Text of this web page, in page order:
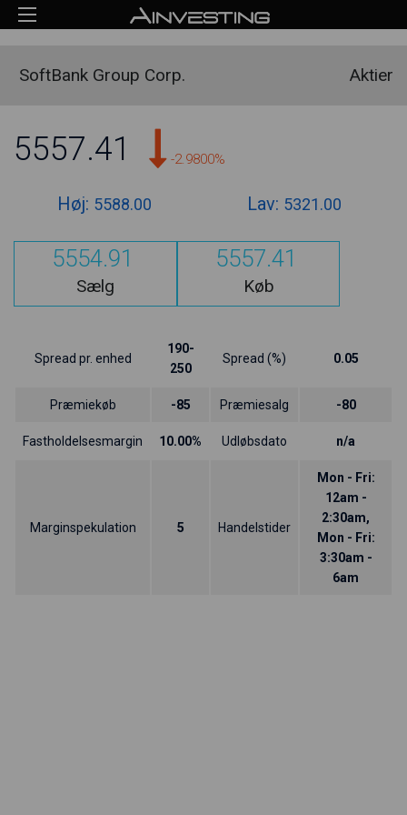
SoftBank Group Corp. Aktier
5557.41 -2.9800%
Høj: 5588.00 Lav: 5321.00
5554.91
Sælg
5557.41
Køb
Spread pr. enhed
190-
250
Spread (%) 0.05
Præmiekøb -85 Præmiesalg -80
Fastholdelsesmargin 10.00% Udløbsdato n/a
Marginspekulation 5 Handelstider
Mon - Fri:
12am -
2:30am,
Mon - Fri:
3:30am -
6am